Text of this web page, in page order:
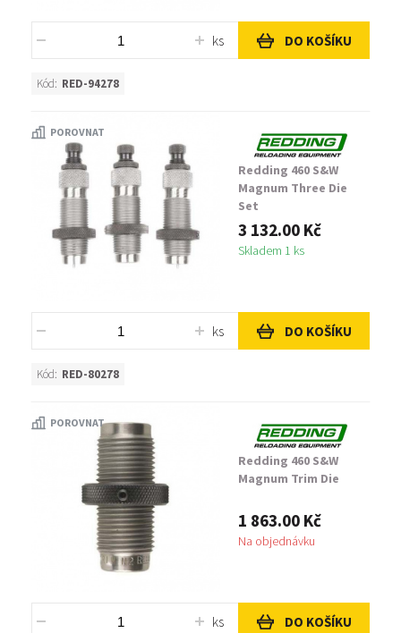
ks DO KOŠÍKU
Kód: RED-94278
POROVNAT
Redding 460 S&W
Magnum Three Die
Set
3 132.00 Kč
Skladem 1 ks
ks DO KOŠÍKU
Kód: RED-80278
POROVNAT
Redding 460 S&W
Magnum Trim Die
1 863.00 Kč
Na objednávku
ks DO KOŠÍKU